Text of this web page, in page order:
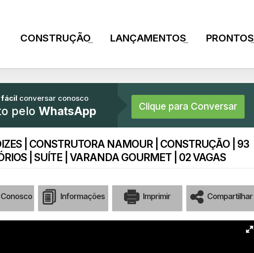
PRONTOS
LANÇAMENTOS
CONSTRUÇÃO
fácil conversar conosco
pelo WhatsApp Clique para Conversar
| CONSTRUTORA NAMOUR | CONSTRUÇÃO | 93
| SUÍTE | VARANDA GOURMET | 02 VAGAS
Conosco Informações Imprimir Compartilhar